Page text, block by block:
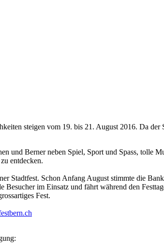
steigen vom 19. bis 21. August 2016. Da
und Berner neben Spiel, Sport und Spass, tolle
entdecken.
Stadtfest. Schon Anfang August stimmte die
im Einsatz und fährt während den
Fest.